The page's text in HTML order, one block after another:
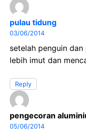
pulau tidung
03/06/2014
setelah penguin
lebih imut dan
Reply
pengecoran
05/06/2014